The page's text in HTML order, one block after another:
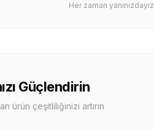
Her zaman yanınızdayız
Güçlendirin
ürün çeşitliliğinizi artırın